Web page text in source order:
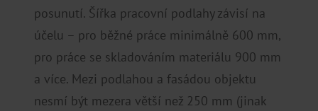
posunutí. Šířka pracovní podlahy závisí na
účelu – pro běžné práce minimálně 600 mm,
pro práce se skladováním materiálu 900 mm
a více. Mezi podlahou a fasádou objektu
nesmí být mezera větší než 250 mm (jinak